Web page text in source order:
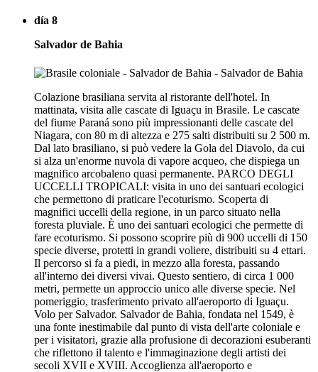
día 8
Salvador de Bahia
Colazione brasiliana servita al ristorante dell'hotel. In
mattinata, visita alle cascate di Iguaçu in Brasile. Le cascate
del fiume Paraná sono più impressionanti delle cascate del
Niagara, con 80 m di altezza e 275 salti distribuiti su 2 500 m.
Dal lato brasiliano, si può vedere la Gola del Diavolo, da cui
si alza un'enorme nuvola di vapore acqueo, che dispiega un
magnifico arcobaleno quasi permanente. PARCO DEGLI
UCCELLI TROPICALI: visita in uno dei santuari ecologici
che permettono di praticare l'ecoturismo. Scoperta di
magnifici uccelli della regione, in un parco situato nella
foresta pluviale. È uno dei santuari ecologici che permette di
fare ecoturismo. Si possono scoprire più di 900 uccelli di 150
specie diverse, protetti in grandi voliere, distribuiti su 4 ettari.
Il percorso si fa a piedi, in mezzo alla foresta, passando
all'interno dei diversi vivai. Questo sentiero, di circa 1 000
metri, permette un approccio unico alle diverse specie. Nel
pomeriggio, trasferimento privato all'aeroporto di Iguaçu.
Volo per Salvador. Salvador de Bahia, fondata nel 1549, è
una fonte inestimabile dal punto di vista dell'arte coloniale e
per i visitatori, grazie alla profusione di decorazioni esuberanti
che riflettono il talento e l'immaginazione degli artisti dei
secoli XVII e XVIII. Accoglienza all'aeroporto e